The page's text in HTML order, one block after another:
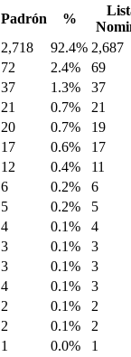
Padrón %
2,718 92.4% 2,687
72 2.4% 69
37 1.3% 37
21 0.7% 21
20 0.7% 19
17 0.6% 17
12 0.4% 11
6 0.2% 6
5 0.2% 5
4 0.1% 4
3 0.1% 3
3 0.1% 3
4 0.1% 3
2 0.1% 2
2 0.1% 2
1 0.0% 1